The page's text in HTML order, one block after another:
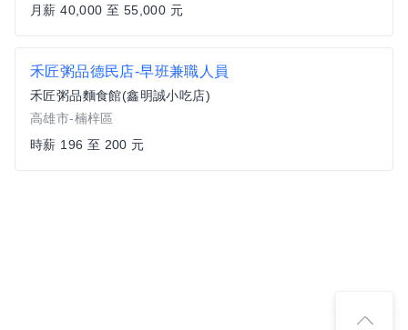
月薪 40,000 至 55,000 元
禾匠粥品德民店-早班兼職人員
禾匠粥品麵食館(鑫明誠小吃店)
高雄市-楠梓區
時薪 196 至 200 元